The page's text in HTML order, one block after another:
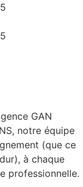
GAN
notre équipe
(que ce
à chaque
professionnelle.